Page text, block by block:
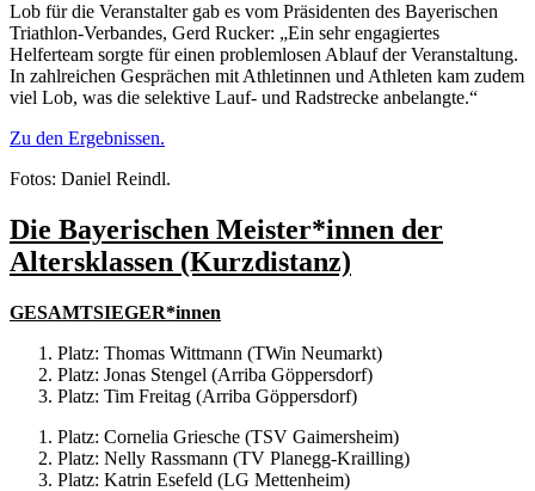
Lob für die Veranstalter gab es vom Präsidenten des Bayerischen
Triathlon-Verbandes, Gerd Rucker: „Ein sehr engagiertes
Helferteam sorgte für einen problemlosen Ablauf der Veranstaltung.
In zahlreichen Gesprächen mit Athletinnen und Athleten kam zudem
viel Lob, was die selektive Lauf- und Radstrecke anbelangte.“
Zu den Ergebnissen.
Fotos: Daniel Reindl.
Die Bayerischen Meister*innen der
Altersklassen (Kurzdistanz)
GESAMTSIEGER*innen
Platz: Thomas Wittmann (TWin Neumarkt)
Platz: Jonas Stengel (Arriba Göppersdorf)
Platz: Tim Freitag (Arriba Göppersdorf)
Platz: Cornelia Griesche (TSV Gaimersheim)
Platz: Nelly Rassmann (TV Planegg-Krailling)
Platz: Katrin Esefeld (LG Mettenheim)